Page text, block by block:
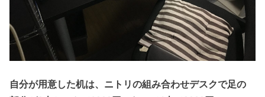
自分が用意した机は、ニトリの組み合わせデスクで足の